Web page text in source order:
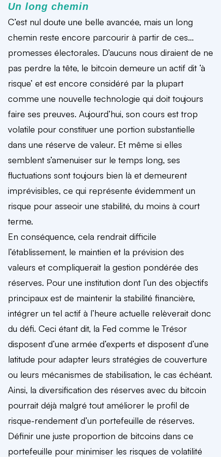
Un long chemin
C’est nul doute une belle avancée, mais un long
chemin reste encore parcourir à partir de ces…
promesses électorales. D’aucuns nous diraient de ne
pas perdre la tête, le bitcoin demeure un actif dit ‘à
risque’ et est encore considéré par la plupart
comme une nouvelle technologie qui doit toujours
faire ses preuves. Aujourd’hui, son cours est trop
volatile pour constituer une portion substantielle
dans une réserve de valeur. Et même si elles
semblent s’amenuiser sur le temps long, ses
fluctuations sont toujours bien là et demeurent
imprévisibles, ce qui représente évidemment un
risque pour asseoir une stabilité, du moins à court
terme.
En conséquence, cela rendrait difficile
l’établissement, le maintien et la prévision des
valeurs et compliquerait la gestion pondérée des
réserves. Pour une institution dont l’un des objectifs
principaux est de maintenir la stabilité financière,
intégrer un tel actif à l’heure actuelle relèverait donc
du défi. Ceci étant dit, la Fed comme le Trésor
disposent d’une armée d’experts et disposent d’une
latitude pour adapter leurs stratégies de couverture
ou leurs mécanismes de stabilisation, le cas échéant.
Ainsi, la diversification des réserves avec du bitcoin
pourrait déjà malgré tout améliorer le profil de
risque-rendement d’un portefeuille de réserves.
Définir une juste proportion de bitcoins dans ce
portefeuille pour minimiser les risques de volatilité